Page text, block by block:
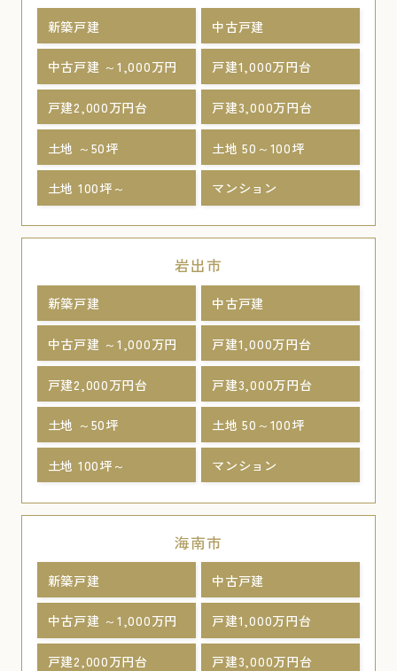
新築戸建 中古戸建
中古戸建 ～1,000万円 戸建1,000万円台
戸建2,000万円台 戸建3,000万円台
土地 ～50坪 土地 50～100坪
土地 100坪～ マンション
岩出市
新築戸建 中古戸建
中古戸建 ～1,000万円 戸建1,000万円台
戸建2,000万円台 戸建3,000万円台
土地 ～50坪 土地 50～100坪
土地 100坪～ マンション
海南市
新築戸建 中古戸建
中古戸建 ～1,000万円 戸建1,000万円台
戸建2,000万円台 戸建3,000万円台